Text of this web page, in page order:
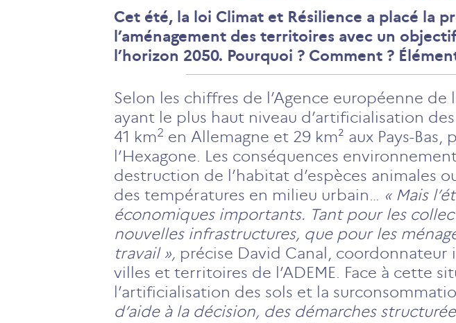
Cet été, la loi Climat et Résilience a placé la
l’aménagement des territoires avec un
l’horizon 2050. Pourquoi ? Comment ?
Selon les chiffres de l’Agence européenne
ayant le plus haut niveau d’artificialisation
41 km2 en Allemagne et 29 km² aux Pays-
l’Hexagone. Les conséquences
destruction de l’habitat d’espèces animales
des températures en milieu urbain… « Mais
économiques importants. Tant pour les
nouvelles infrastructures, que pour les
travail », précise David Canal,
villes et territoires de l’ADEME. Face à cette
l’artificialisation des sols et la
d’aide à la décision, des démarches